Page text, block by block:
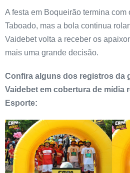
A festa em Boqueirão termina
Taboado, mas a bola continua
Vaidebet volta a receber os
mais uma grande decisão.
Confira alguns dos registros da
Vaidebet em cobertura de mídia
Esporte: